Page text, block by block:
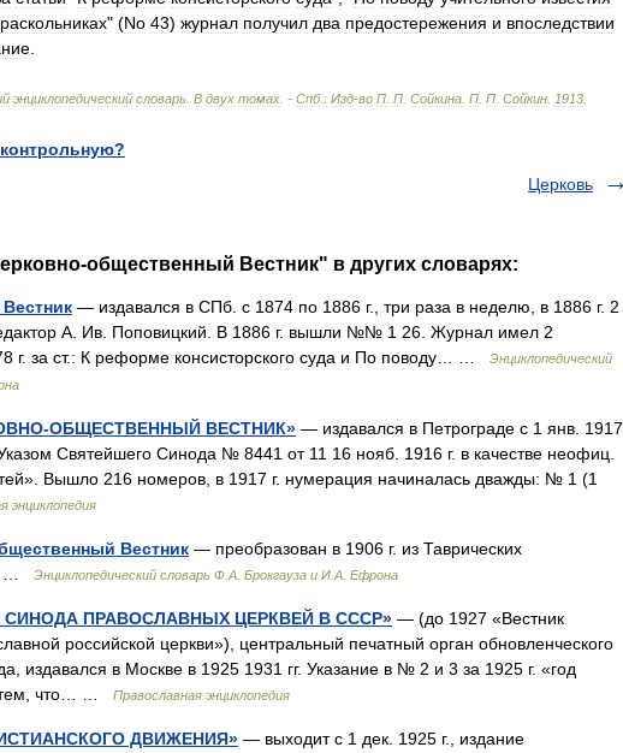
раскольниках" (No 43) журнал получил два предостережения и впоследствии
энциклопедический словарь В двух томах . - Спб. : Изд-во П П Сойкина П П Сойкин 1913
Церковь
общественный Вестник" в других словарях:
— издавался в СПб. с 1874 по 1886 г., три раза в неделю, в 1886 г. 2
А. Ив. Поповицкий. В 1886 г. вышли №№ 1 26. Журнал имел 2
г. за ст.: К реформе консисторского суда и По поводу… …
Энциклопедический
ОБЩЕСТВЕННЫЙ ВЕСТНИК» — издавался в Петрограде с 1 янв. 1917
Святейшего Синода № 8441 от 11 16 нояб. 1916 г. в качестве неофиц.
Вышло 216 номеров, в 1917 г. нумерация начиналась дважды: № 1 (1
энциклопедия
Вестник — преобразован в 1906 г. из Таврических
…
Энциклопедический словарь Ф.А. Брокгауза и И.А. Ефрона
ПРАВОСЛАВНЫХ ЦЕРКВЕЙ В СССР» — (до 1927 «Вестник
российской церкви»), центральный печатный орган обновленческого
издавался в Москве в 1925 1931 гг. Указание в № 2 и 3 за 1925 г. «год
тем, что… …
Православная энциклопедия
ДВИЖЕНИЯ» — выходит с 1 дек. 1925 г., издание